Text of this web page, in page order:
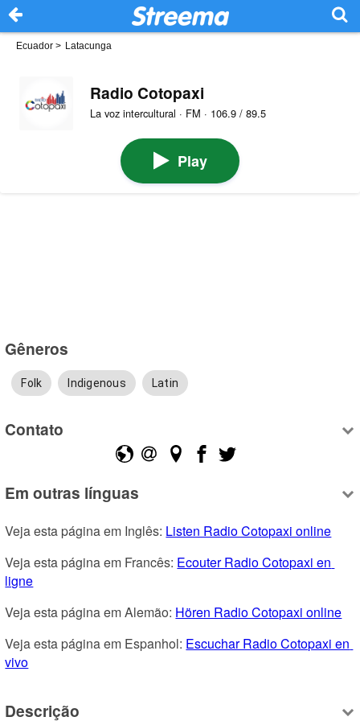
Ecuador > Latacunga
Radio Cotopaxi
La voz intercultural · FM · 106.9 / 89.5
Play
Gêneros
Folk Indigenous Latin
Contato
Em outras línguas
Veja esta página em Inglês: Listen Radio Cotopaxi online
Veja esta página em Francês: Ecouter Radio Cotopaxi en
ligne
Veja esta página em Alemão: Hören Radio Cotopaxi online
Veja esta página em Espanhol: Escuchar Radio Cotopaxi en
vivo
Descrição